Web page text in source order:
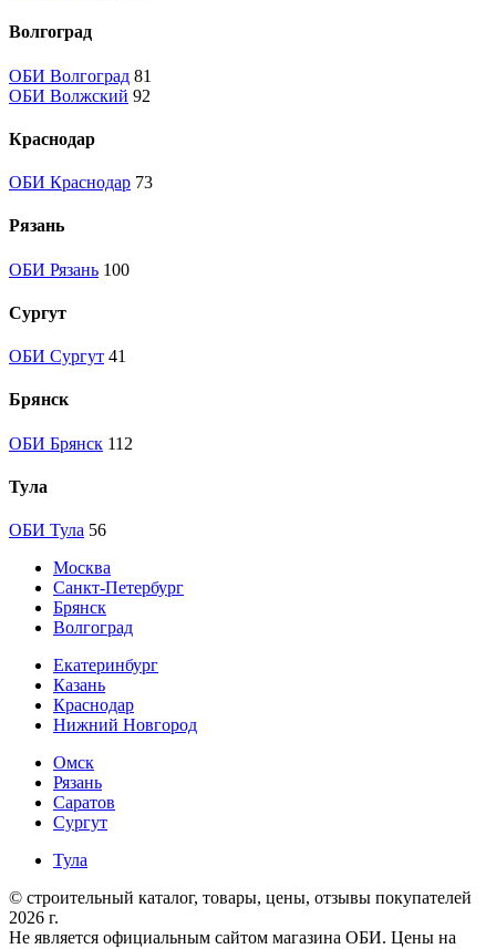
Волгоград
ОБИ Волгоград 81
ОБИ Волжский 92
Краснодар
ОБИ Краснодар 73
Рязань
ОБИ Рязань 100
Сургут
ОБИ Сургут 41
Брянск
ОБИ Брянск 112
Тула
ОБИ Тула 56
Москва
Санкт-Петербург
Брянск
Волгоград
Екатеринбург
Казань
Краснодар
Нижний Новгород
Омск
Рязань
Саратов
Сургут
Тула
© строительный каталог, товары, цены, отзывы покупателей
2026 г.
Не является официальным сайтом магазина ОБИ. Цены на